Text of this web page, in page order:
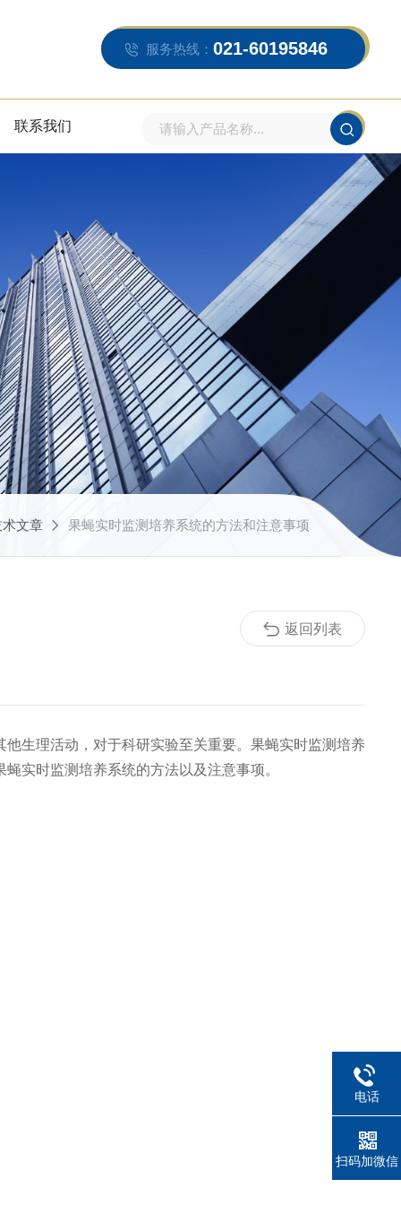
服务热线： 021-60195846
联系我们
术文章 果蝇实时监测培养系统的方法和注意事项
生理活动，对于科研实验至关重要。果蝇实时监测培养
实时监测培养系统的方法以及注意事项。
返回列表
电话
扫码加微信